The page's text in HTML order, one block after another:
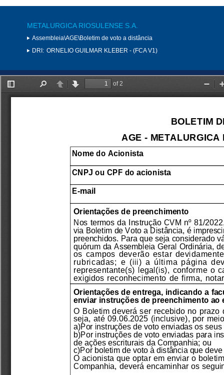
METALURGICA RIOSULENSE S.A.
Assembleia\AGE\Boletim de voto a distância
DRI: ORNELIO GUILMAR KLEBER - (FCA V1)